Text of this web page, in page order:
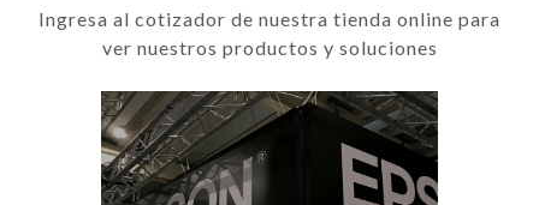
Ingresa al cotizador de nuestra tienda online para
ver nuestros productos y soluciones